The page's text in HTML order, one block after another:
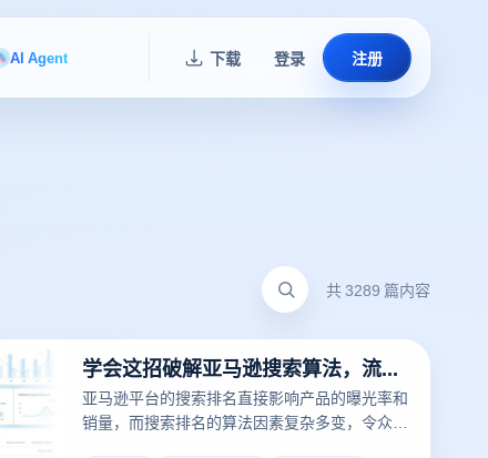
AI Agent 下载 登录 注册
共 3289 篇内容
学会这招破解亚马逊搜索算法，流量翻倍其实不难
亚马逊平台的搜索排名直接影响产品的曝光率和
销量，而搜索排名的算法因素复杂多变，令众多